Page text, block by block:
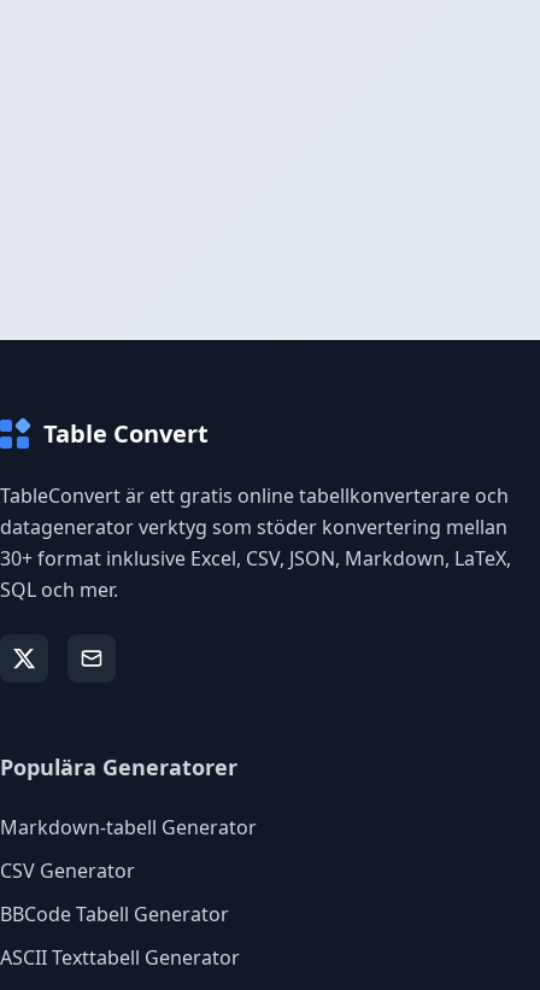
Table Convert
TableConvert är ett gratis online tabellkonverterare och
datagenerator verktyg som stöder konvertering mellan
30+ format inklusive Excel, CSV, JSON, Markdown, LaTeX,
SQL och mer.
Populära Generatorer
Markdown-tabell Generator
CSV Generator
BBCode Tabell Generator
ASCII Texttabell Generator